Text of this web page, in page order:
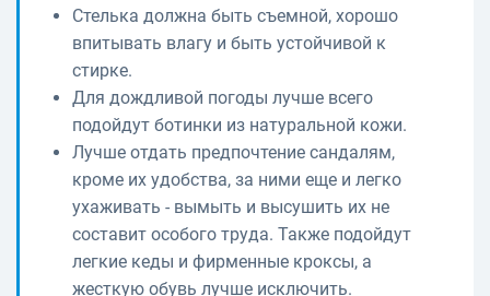
Стелька должна быть съемной, хорошо
впитывать влагу и быть устойчивой к
стирке.
Для дождливой погоды лучше всего
подойдут ботинки из натуральной кожи.
Лучше отдать предпочтение сандалям,
кроме их удобства, за ними еще и легко
ухаживать - вымыть и высушить их не
составит особого труда. Также подойдут
легкие кеды и фирменные кроксы, а
жесткую обувь лучше исключить.